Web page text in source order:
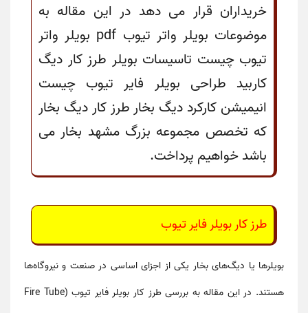
خریداران قرار می دهد در این مقاله به
موضوعات بویلر واتر تیوب pdf بویلر واتر
تیوب چیست تاسیسات بویلر طرز کار دیگ
کاربید طراحی بویلر فایر تیوب چیست
انیمیشن کارکرد دیگ بخار طرز کار دیگ بخار
که تخصص مجموعه بزرگ مشهد بخار می
باشد خواهیم پرداخت.
طرز کار بویلر فایر تیوب
بویلرها یا دیگ‌های بخار یکی از اجزای اساسی در صنعت و نیروگاه‌ها
هستند. در این مقاله به بررسیطرز کار بویلر فایر تیوب (Fire Tube